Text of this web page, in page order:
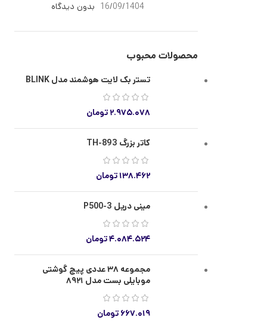
16/09/1404 بدون دیدگاه
محصولات محبوب
تستر بک لایت هوشمند مدل BLINK
۲.۹۷۵.۰۷۸ تومان
کاتر بزرگ TH-893
۱۳۸.۴۶۲تومان
مینی دریل P500-3
۴.۰۸۴.۵۲۴تومان
مجموعه ۳۸ عددی پیچ گوشتی
موبایلی بست مدل ۸۹۲۱
۶۶۷.۰۱۹ تومان